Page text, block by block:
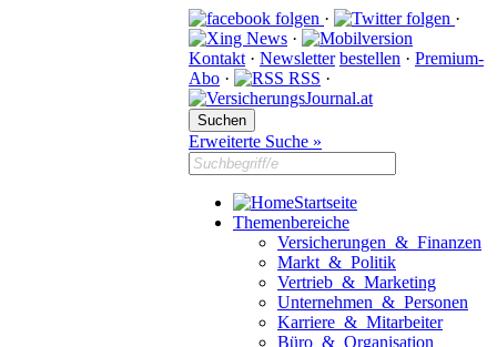
·
·
·
Kontakt · Newsletter bestellen · Premium-
Abo · RSS ·
Erweiterte Suche »
Startseite
Themenbereiche
Versicherungen & Finanzen
Markt & Politik
Vertrieb & Marketing
Unternehmen & Personen
Karriere & Mitarbeiter
Büro & Organisation